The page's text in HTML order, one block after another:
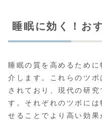
睡眠に効く！お
睡眠の質を高めるため
介します。これらのツ
されており、現代の研
す。それぞれのツボに
せることでより高い効果